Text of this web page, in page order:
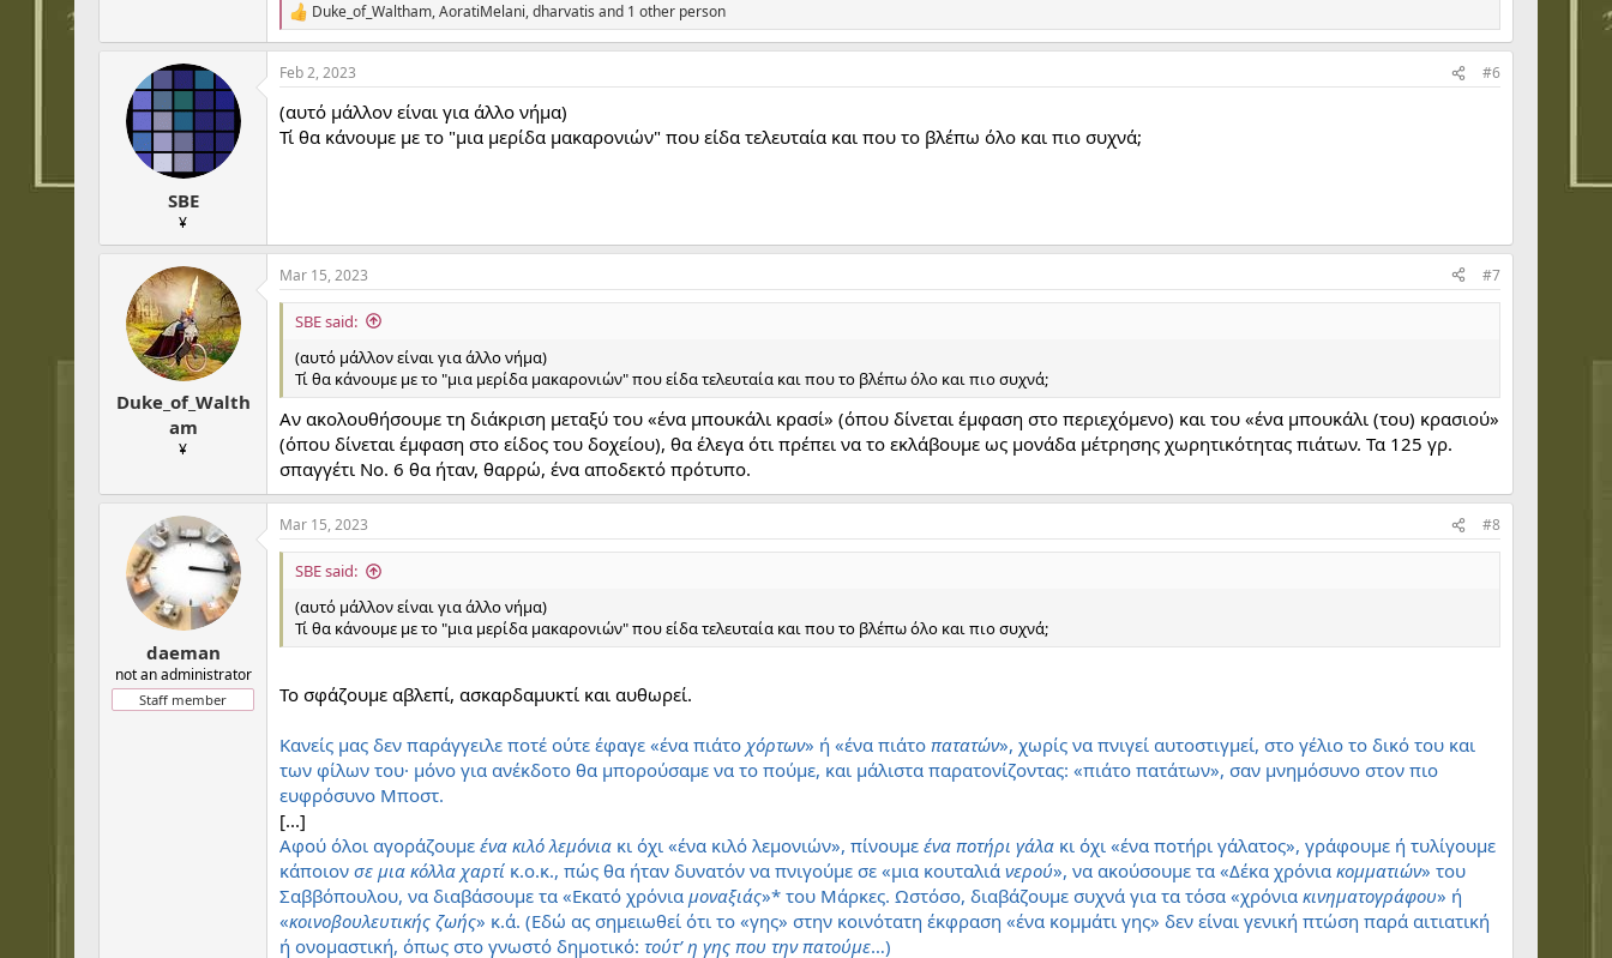
R
e
a
c
i
o
Duke_of_Waltham,AoratiMelani,dharvatis and 1 other person
SBE
¥
Feb 2, 2023 #6
(αυτό μάλλον είναι για άλλο νήμα)
Τί θα κάνουμε με το "μια μερίδα μακαρονιών" που είδα τελευταία και που το βλέπω όλο και πιο συχνά;
Duke_of_Walth
am
¥
Mar 15, 2023 #7
SBE said:
(αυτό μάλλον είναι για άλλο νήμα)
Τί θα κάνουμε με το "μια μερίδα μακαρονιών" που είδα τελευταία και που το βλέπω όλο και πιο συχνά;
Αν ακολουθήσουμε τη διάκριση μεταξύ του «ένα μπουκάλι κρασί» (όπου δίνεται έμφαση στο περιεχόμενο) και του «ένα μπουκάλι (του) κρασιού»
(όπου δίνεται έμφαση στο είδος του δοχείου), θα έλεγα ότι πρέπει να το εκλάβουμε ως μονάδα μέτρησης χωρητικότητας πιάτων. Τα 125 γρ.
σπαγγέτι Νο. 6 θα ήταν, θαρρώ, ένα αποδεκτό πρότυπο.
daeman
not an administrator
Staff member
Mar 15, 2023 #8
SBE said:
(αυτό μάλλον είναι για άλλο νήμα)
Τί θα κάνουμε με το "μια μερίδα μακαρονιών" που είδα τελευταία και που το βλέπω όλο και πιο συχνά;
Το σφάζουμε αβλεπί, ασκαρδαμυκτί και αυθωρεί.
Κανείς μας δεν παράγγειλε ποτέ ούτε έφαγε «ένα πιάτο χόρτων» ή «ένα πιάτο πατατών», χωρίς να πνιγεί αυτοστιγμεί, στο γέλιο το δικό του και
των φίλων του· μόνο για ανέκδοτο θα μπορούσαμε να το πούμε, και μάλιστα παρατονίζοντας: «πιάτο πατάτων», σαν μνημόσυνο στον πιο
ευφρόσυνο Μποστ.
[...]
Αφού όλοι αγοράζουμε ένα κιλό λεμόνια κι όχι «ένα κιλό λεμονιών», πίνουμε ένα ποτήρι γάλα κι όχι «ένα ποτήρι γάλατος», γράφουμε ή τυλίγουμε
κάποιον σε μια κόλλα χαρτί κ.ο.κ., πώς θα ήταν δυνατόν να πνιγούμε σε «μια κουταλιά νερού», να ακούσουμε τα «Δέκα χρόνια κομματιών» του
Σαββόπουλου, να διαβάσουμε τα «Εκατό χρόνια μοναξιάς»* του Μάρκες. Ωστόσο, διαβάζουμε συχνά για τα τόσα «χρόνια κινηματογράφου» ή
«κοινοβουλευτικής ζωής» κ.ά. (Εδώ ας σημειωθεί ότι το «γης» στην κοινότατη έκφραση «ένα κομμάτι γης» δεν είναι γενική πτώση παρά αιτιατική
ή ονομαστική, όπως στο γνωστό δημοτικό: τούτ’ η γης που την πατούμε…)